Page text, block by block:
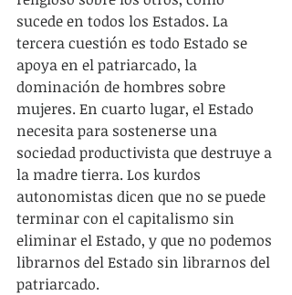
sucede en todos los Estados. La
tercera cuestión es todo Estado se
apoya en el patriarcado, la
dominación de hombres sobre
mujeres. En cuarto lugar, el Estado
necesita para sostenerse una
sociedad productivista que destruye a
la madre tierra. Los kurdos
autonomistas dicen que no se puede
terminar con el capitalismo sin
eliminar el Estado, y que no podemos
librarnos del Estado sin librarnos del
patriarcado.